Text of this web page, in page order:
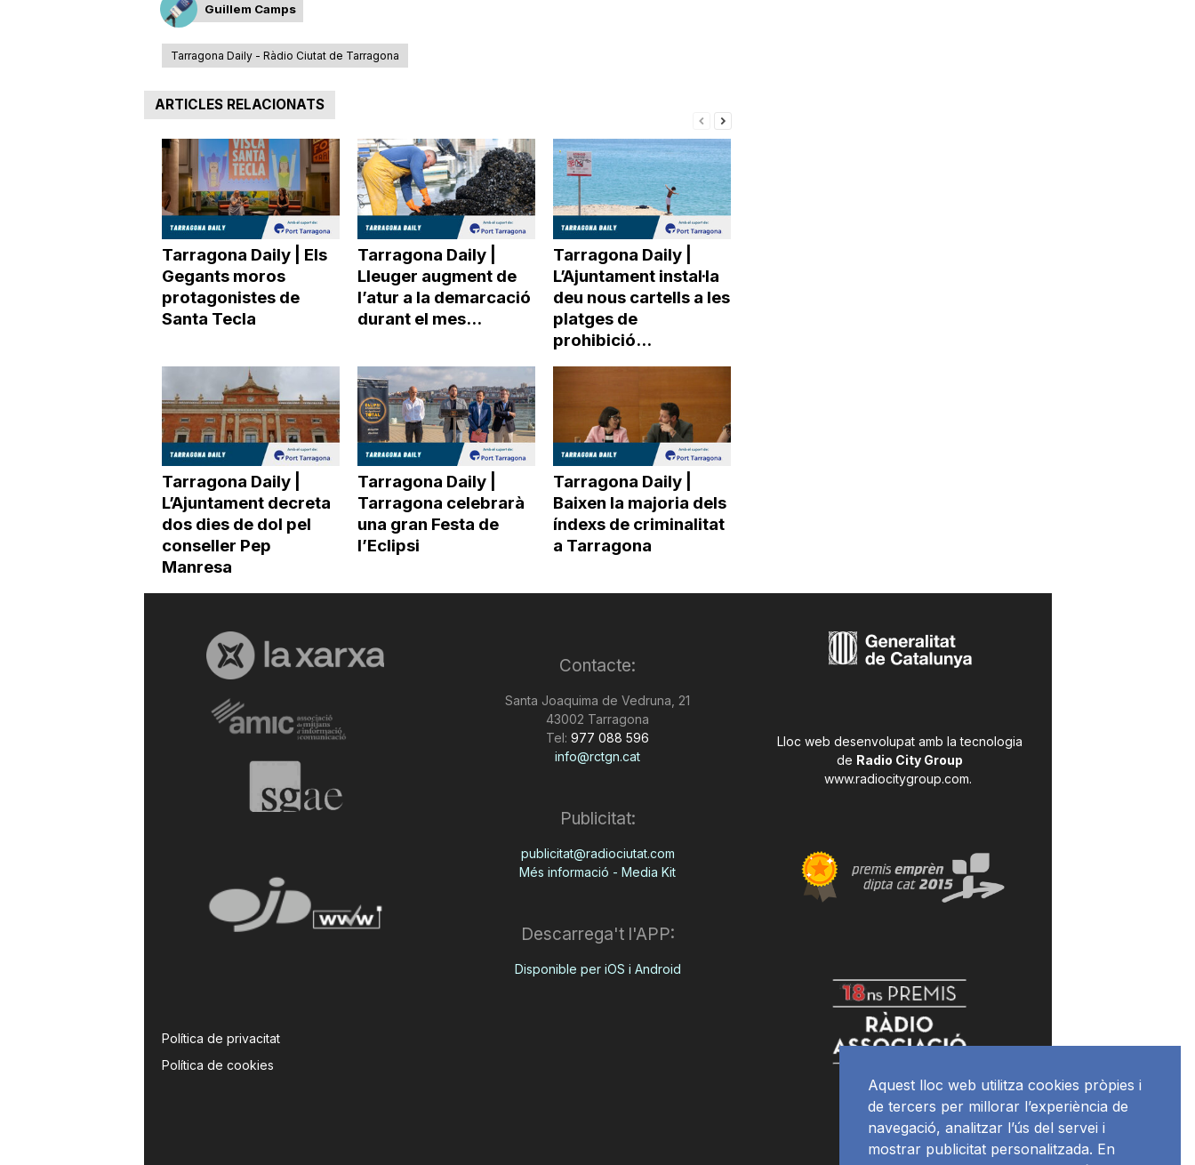
Guillem Camps
Tarragona Daily - Ràdio Ciutat de Tarragona
ARTICLES RELACIONATS
Tarragona Daily | Els
Gegants moros
protagonistes de
Santa Tecla
Tarragona Daily |
Lleuger augment de
l’atur a la demarcació
durant el mes...
Tarragona Daily |
L’Ajuntament instal·la
deu nous cartells a les
platges de
prohibició...
Tarragona Daily |
L’Ajuntament decreta
dos dies de dol pel
conseller Pep
Manresa
Tarragona Daily |
Tarragona celebrarà
una gran Festa de
l’Eclipsi
Tarragona Daily |
Baixen la majoria dels
índexs de criminalitat
a Tarragona
Política de privacitat
Política de cookies
Contacte:
Santa Joaquima de Vedruna, 21
43002 Tarragona
Tel: 977 088 596
info@rctgn.cat
Publicitat:
publicitat@radiociutat.com
Més informació - Media Kit
Descarrega't l'APP:
Disponible per iOS i Android
Lloc web desenvolupat amb la tecnologia
de Radio City Group
www.radiocitygroup.com.
Aquest lloc web utilitza cookies pròpies i
de tercers per millorar l’experiència de
navegació, analitzar l’ús del servei i
mostrar publicitat personalitzada. En